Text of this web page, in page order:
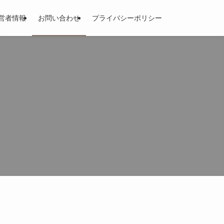
者情報 お問い合わせ プライバシーポリシー